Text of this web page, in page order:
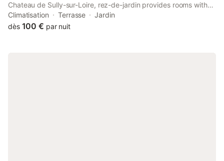
Chateau de Sully-sur-Loire, rez-de-jardin provides rooms with
air conditioning and a private bathroom in Aubigny-sur-Nère.
Climatisation Terrasse
Jardin
dès 100 € par nuit